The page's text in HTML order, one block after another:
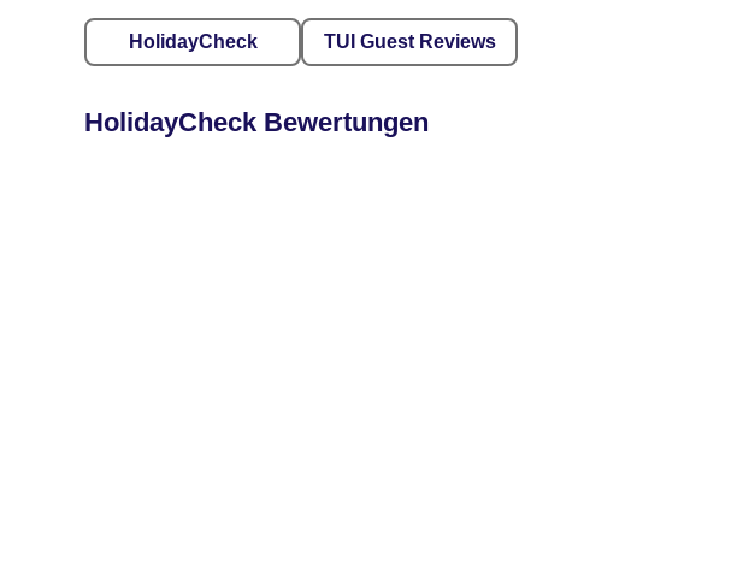
HolidayCheck TUI Guest Reviews
HolidayCheck Bewertungen